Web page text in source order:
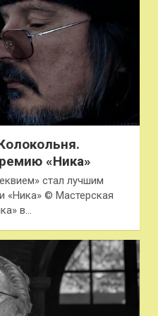
«Ника»
стал лучшим
«Ника» © Мастерская
в…